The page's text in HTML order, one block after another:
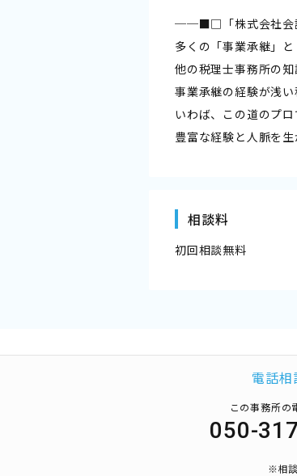
──■□「株式会社会
多くの「事業承継」
他の税理士事務所の
事業承継の経験が浅
いわば、この道のプ
豊富な経験と人脈を
相談料
初回相談無料
電話相
この事務所の
050-
※相